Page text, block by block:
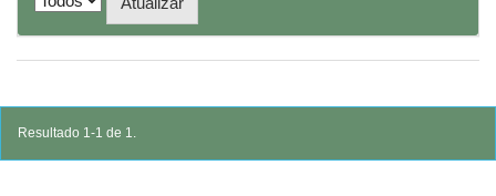
Resultado 1-1 de 1.